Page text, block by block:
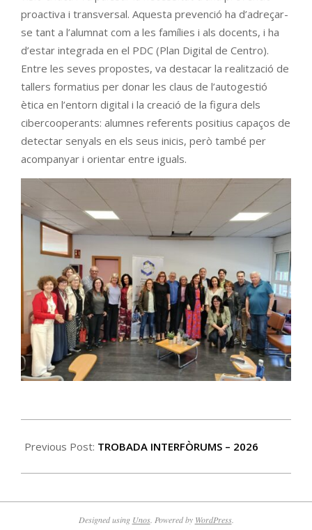
proactiva i transversal. Aquesta prevenció ha d’adreçar-
se tant a l’alumnat com a les famílies i als docents, i ha
d’estar integrada en el PDC (Plan Digital de Centro).
Entre les seves propostes, va destacar la realització de
tallers formatius per donar les claus de l’autogestió
ètica en l’entorn digital i la creació de la figura dels
cibercooperants: alumnes referents positius capaços de
detectar senyals en els seus inicis, però també per
acompanyar i orientar entre iguals.
06-
Previous Post: TROBADA INTERFÒRUMS – 2026
Designed using Unos. Powered by WordPress.